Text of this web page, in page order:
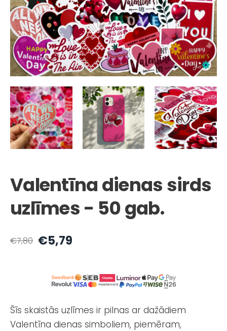
Valentīna dienas sirds
uzlīmes - 50 gab.
€7,80 €5,79
Šīs skaistās uzlīmes ir pilnas ar dažādiem
Valentīna dienas simboliem, piemēram,